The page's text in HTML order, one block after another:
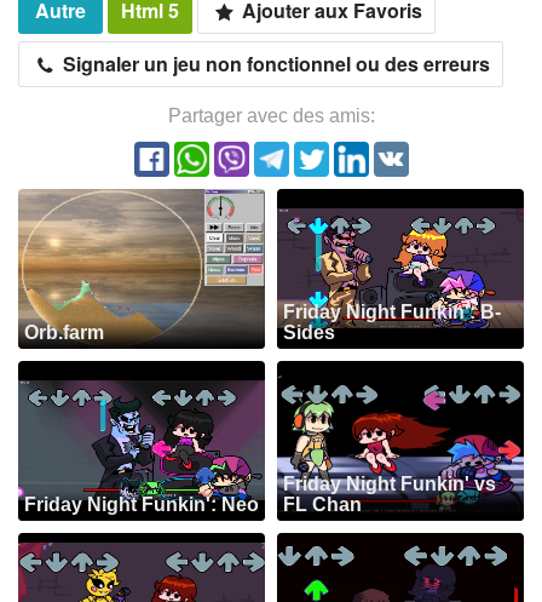
Autre Html 5
Ajouter aux Favoris
Signaler un jeu non fonctionnel ou des erreurs
Partager avec des amis:
Orb.farm
Friday Night Funkin': B-
Sides
Friday Night Funkin': Neo
Friday Night Funkin' vs
FL Chan